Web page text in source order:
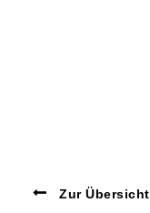
Zur Übersicht